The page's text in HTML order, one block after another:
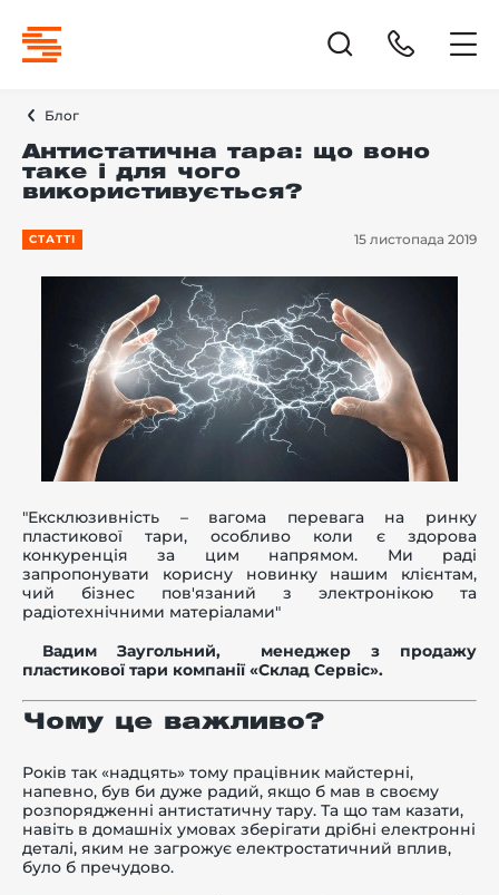
Блог
Антистатична тара: що воно
таке і для чого
використивується?
СТАТТІ 15 листопада 2019
"Ексклюзивність – вагома перевага на ринку
пластикової тари, особливо коли є здорова
конкуренція за цим напрямом. Ми раді
запропонувати корисну новинку нашим клієнтам,
чий бізнес пов'язаний з электронікою та
радіотехнічними матеріалами"
Вадим Заугольний, менеджер з продажу
пластикової тари компанії «Склад Сервіс».
Чому це важливо?
Років так «надцять» тому працівник майстерні,
напевно, був би дуже радий, якщо б мав в своєму
розпорядженні антистатичну тару. Та що там казати,
навіть в домашніх умовах зберігати дрібні електронні
деталі, яким не загрожує електростатичний вплив,
було б пречудово.
поверх